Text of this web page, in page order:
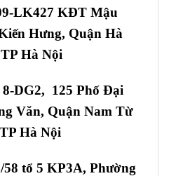
LK427 KĐT Mậu
Hưng, Quận Hà
Hà Nội
8-DG2, 125 Phố Đại
Văn, Quận Nam Từ
Hà Nội
tổ 5 KP3A, Phường